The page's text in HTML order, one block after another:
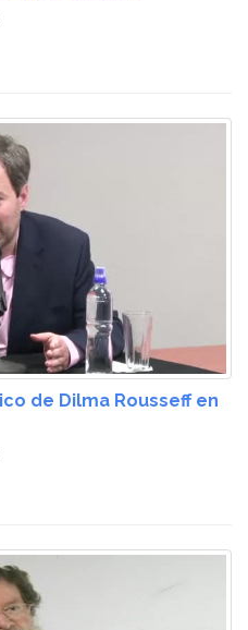
de Dilma Rousseff en